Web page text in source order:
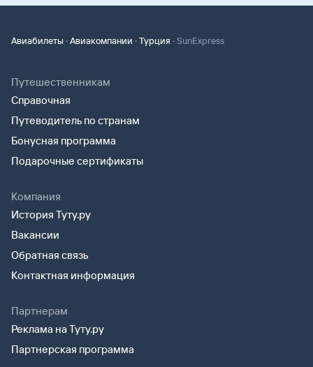
Авиабилеты ·Авиакомпании ·Турция ·SunExpress
Путешественникам
Справочная
Путеводитель по странам
Бонусная программа
Подарочные сертификаты
Компания
История Туту.ру
Вакансии
Обратная связь
Контактная информация
Партнерам
Реклама на Туту.ру
Партнерская программа